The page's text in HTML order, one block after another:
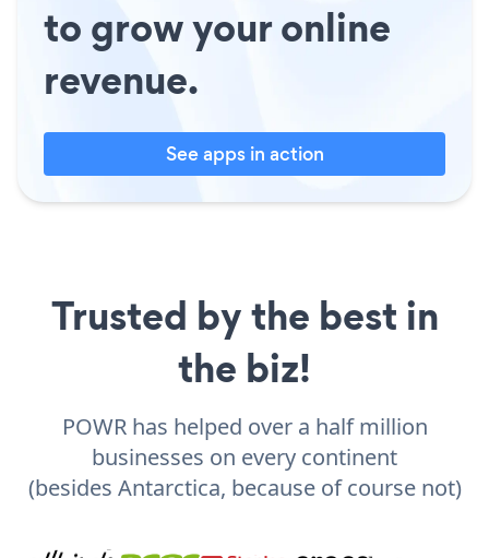
to grow your online
revenue.
See apps in action
Trusted by the best in
the biz!
POWR has helped over a half million
businesses on every continent
(besides Antarctica, because of course not)